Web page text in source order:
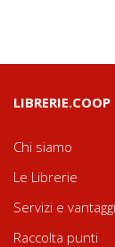
LIBRERIE.COOP
Chi siamo
Le Librerie
Servizi e vantaggi
Raccolta punti